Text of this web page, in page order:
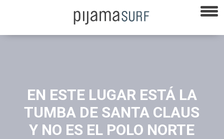
EN ESTE LUGAR ESTÁ LA
TUMBA DE SANTA CLAUS
Y NO ES EL POLO NORTE